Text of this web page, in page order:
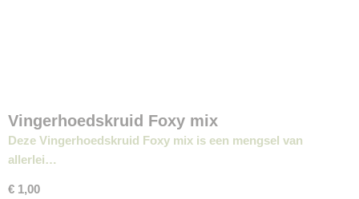
Vingerhoedskruid Foxy mix
Deze Vingerhoedskruid Foxy mix is een mengsel van
allerlei…
€ 1,00